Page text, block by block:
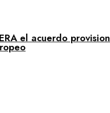
el acuerdo